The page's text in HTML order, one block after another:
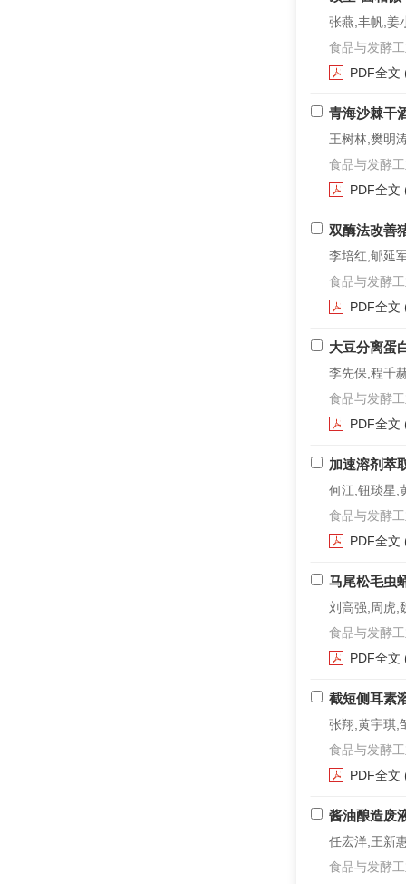
张燕,丰帆,姜
食品与发酵
PDF全文
青海沙棘干
王树林,樊明
食品与发酵
PDF全文
双酶法改善
李培红,郇延
食品与发酵
PDF全文
大豆分离蛋
李先保,程千
食品与发酵
PDF全文
加速溶剂萃
何江,钮琰星,
食品与发酵
PDF全文
马尾松毛虫
刘高强,周虎,
食品与发酵
PDF全文
截短侧耳素
张翔,黄宇琪,
食品与发酵
PDF全文
酱油酿造废
任宏洋,王新
食品与发酵